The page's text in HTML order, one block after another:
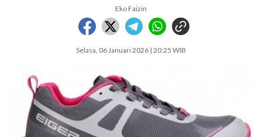
Eko Faizin
Selasa, 06 Januari 2026 | 20:25 WIB